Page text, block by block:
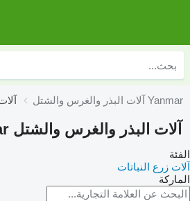
آلات البذر والغرس والشتل Yanmar
آلات البذر والغرس والشتل Yanmar
الفئة
آلات زرع النباتات
الماركة